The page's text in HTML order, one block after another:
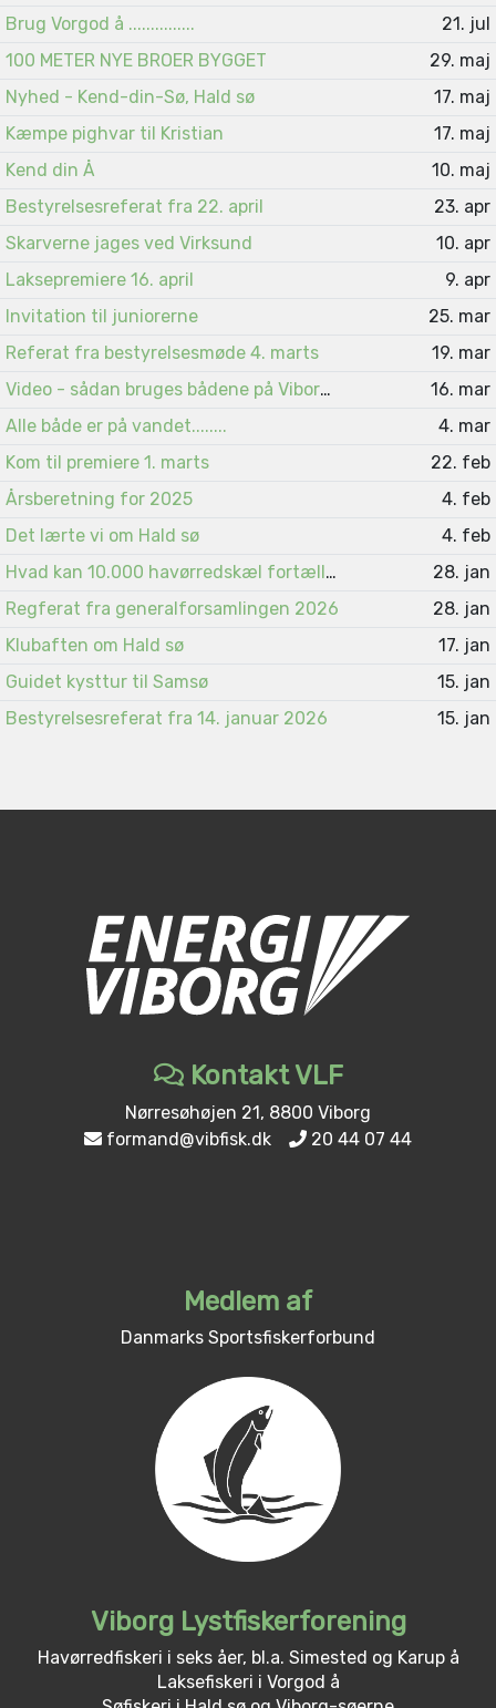
Brug Vorgod å ...............
21. jul
100 METER NYE BROER BYGGET
29. maj
Nyhed - Kend-din-Sø, Hald sø
17. maj
Kæmpe pighvar til Kristian
17. maj
Kend din Å
10. maj
Bestyrelsesreferat fra 22. april
23. apr
Skarverne jages ved Virksund
10. apr
Laksepremiere 16. april
9. apr
Invitation til juniorerne
25. mar
Referat fra bestyrelsesmøde 4. marts
19. mar
Video - sådan bruges bådene på Viborgsøerne
16. mar
Alle både er på vandet........
4. mar
Kom til premiere 1. marts
22. feb
Årsberetning for 2025
4. feb
Det lærte vi om Hald sø
4. feb
Hvad kan 10.000 havørredskæl fortælle ?
28. jan
Regferat fra generalforsamlingen 2026
28. jan
Klubaften om Hald sø
17. jan
Guidet kysttur til Samsø
15. jan
Bestyrelsesreferat fra 14. januar 2026
15. jan
Kontakt VLF
Nørresøhøjen 21, 8800 Viborg
formand@vibfisk.dk
20 44 07 44
Medlem af
Danmarks Sportsfiskerforbund
Viborg Lystfiskerforening
Havørredfiskeri i seks åer, bl.a. Simested og Karup å
Laksefiskeri i Vorgod å